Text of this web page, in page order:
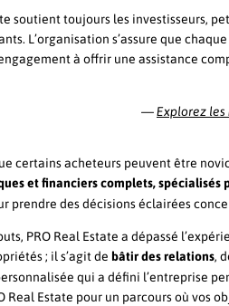
soutient toujours les investisseurs,
L’organisation s’assure que
à offrir une assistance
—Explorez
certains acheteurs peuvent être
et financiers complets,
prendre des décisions éclairées
PRO Real Estate a dépassé
; il s’agit de bâtir des relations,
qui a défini l’entreprise
Real Estate pour un parcours où